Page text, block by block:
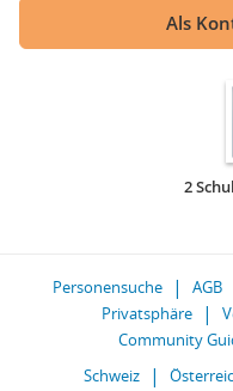
Als
2
Personensuche AGB
Privatsphäre
Community
Schweiz